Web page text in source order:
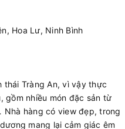
Hoa Lư, Ninh Bình
thái Tràng An, vì vậy thực
gồm nhiều món đặc sản từ
hàng có view đẹp, trong
mang lại cảm giác êm